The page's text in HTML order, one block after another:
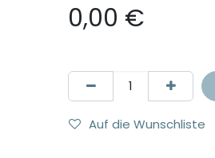
0,00 €
Auf die Wunschliste